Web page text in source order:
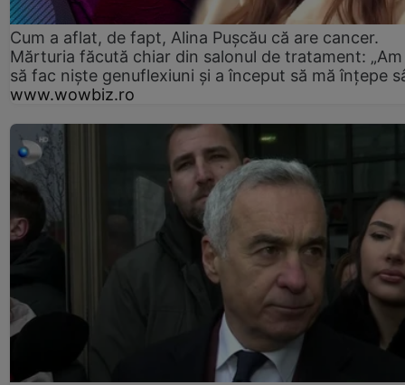
Cum a aflat, de fapt, Alina Pușcău că are cancer.
Mărturia făcută chiar din salonul de tratament:
să fac niște genuflexiuni și a început să mă înțepe
www.wowbiz.ro